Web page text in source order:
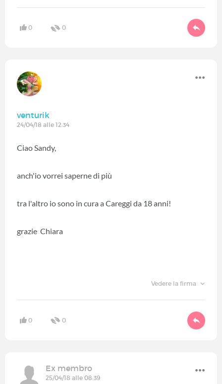
0 0
venturik
24/04/18 alle 12:34
Ciao Sandy,
anch'io vorrei saperne di più
tra l'altro io sono in cura a Careggi da 18 anni!
grazie Chiara
Vedere la firma
0 0
Ex membro
25/04/18 alle 08:39